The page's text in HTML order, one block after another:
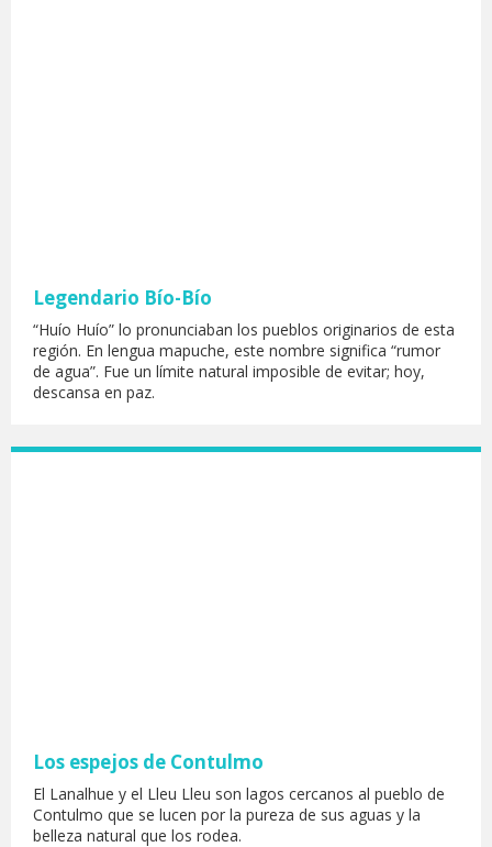
Legendario Bío-Bío
“Huío Huío” lo pronunciaban los pueblos originarios de esta
región. En lengua mapuche, este nombre significa “rumor
de agua”. Fue un límite natural imposible de evitar; hoy,
descansa en paz.
Los espejos de Contulmo
El Lanalhue y el Lleu Lleu son lagos cercanos al pueblo de
Contulmo que se lucen por la pureza de sus aguas y la
belleza natural que los rodea.